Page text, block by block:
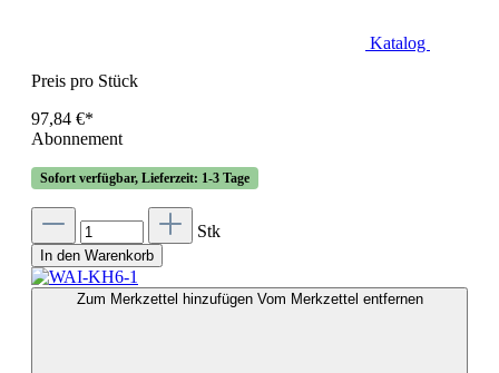
Katalog
Preis pro Stück
97,84 €*
Abonnement
Sofort verfügbar, Lieferzeit: 1-3 Tage
Stk
In den Warenkorb
Zum Merkzettel hinzufügen Vom Merkzettel entfernen